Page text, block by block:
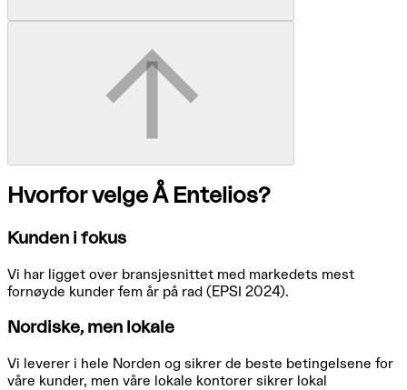
Hvorfor velge Å Entelios?
Kunden i fokus
Vi har ligget over bransjesnittet med markedets mest
fornøyde kunder fem år på rad (EPSI 2024).
Nordiske, men lokale
Vi leverer i hele Norden og sikrer de beste betingelsene for
våre kunder, men våre lokale kontorer sikrer lokal